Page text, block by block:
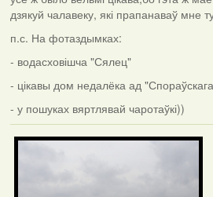
дзякуй чалавеку, які прапанаваў мне
п.с. На фотаздымках:
- водасховішча "Сялец"
- цікавы дом недалёка ад
- у пошуках вяртлявай чаротаўкі))
Фотаздымкі